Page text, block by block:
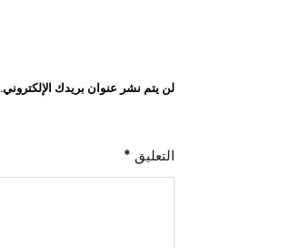
لن يتم نشر عنوان بريدك الإلكتروني.
التعليق *